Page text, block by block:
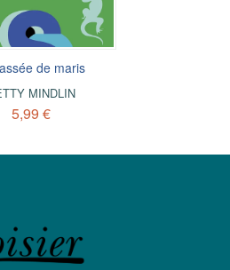
de maris
MINDLIN
5,99 €